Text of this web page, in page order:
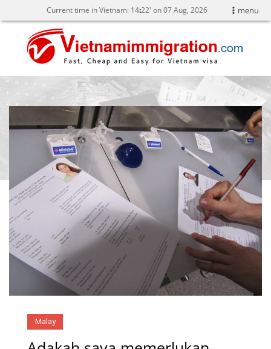
menu
Current time in Vietnam: 1422' on 07 Aug, 2026
Malay